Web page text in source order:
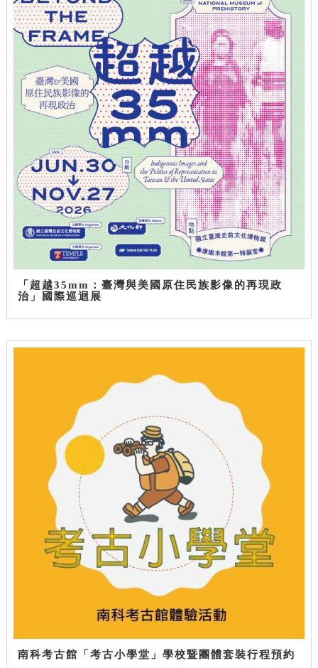
「超越35mm：臺灣與美國原住民族影像的再現政
治」國際巡迴展
南科考古館「考古小學堂」學校暨團體套裝行程預約